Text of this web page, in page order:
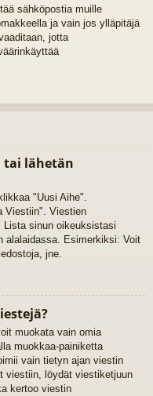
sähköpostia muille
ja vain jos ylläpitäjä
jotta
tai lähetän
"Uusi Aihe".
Viestiin". Viestien
Lista sinun oikeuksistasi
alalaidassa. Esimerkiksi: Voit
jne.
muokata vain omia
muokkaa-painiketta
vain tietyn ajan viestin
viestiin, löydät viestiketjuun
kertoo viestin